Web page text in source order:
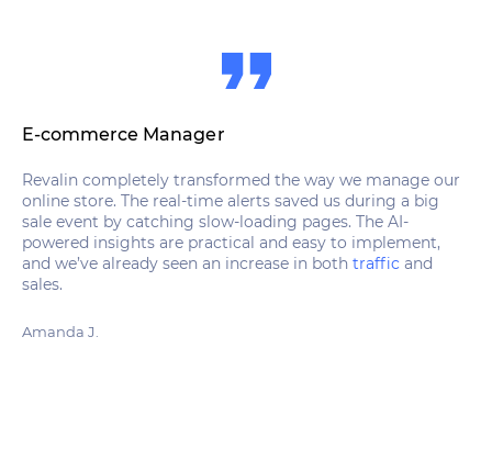
E-commerce Manager
Revalin completely transformed the way we manage our
online store. The real-time alerts saved us during a big
sale event by catching slow-loading pages. The AI-
powered insights are practical and easy to implement,
and we’ve already seen an increase in both traffic and
sales.
Amanda J.